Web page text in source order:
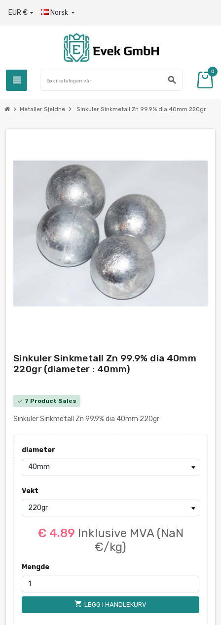
EUR € Norsk 
view_headline search
0
chevron_right Metaller Sjeldne chevron_right Sinkuler Sinkmetall Zn 99.9% dia 40mm 220gr
Sinkuler Sinkmetall Zn 99.9% dia 40mm
220gr (diameter : 40mm)
check 7 Product Sales
Sinkuler Sinkmetall Zn 99.9% dia 40mm 220gr
diameter
Vekt
€ 4.89 Inklusive MVA (NaN
€/kg)
Mengde
shopping_cart LEGG I HANDLEKURV